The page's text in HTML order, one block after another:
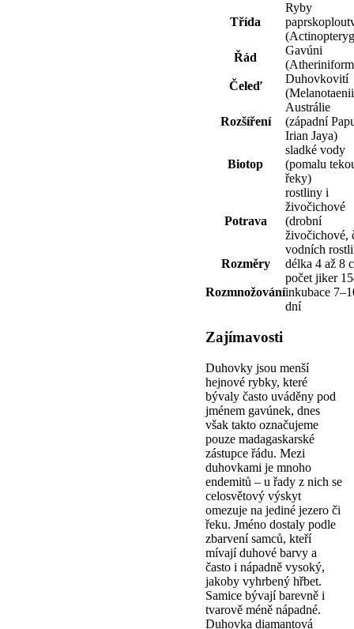
Třída
Ryby
Řád
Gavúni
Čeleď
Duhovkovití
Rozšíření
Austrálie
(západní
Irian Jaya)
Biotop
sladké vody
(pomalu
řeky)
Potrava
rostliny i
živočichové
(drobní
živočichové,
vodních
Rozměry
délka 4 až 8
Rozmnožování
počet jiker
inkubace
dní
Zajímavosti
Duhovky jsou menší
hejnové rybky, které
bývaly často uváděny pod
jménem gavúnek, dnes
však takto označujeme
pouze madagaskarské
zástupce řádu. Mezi
duhovkami je mnoho
endemitů – u řady z nich se
celosvětový výskyt
omezuje na jediné jezero či
řeku. Jméno dostaly podle
zbarvení samců, kteří
mívají duhové barvy a
často i nápadně vysoký,
jakoby vyhrbený hřbet.
Samice bývají barevně i
tvarově méně nápadné.
Duhovka diamantová